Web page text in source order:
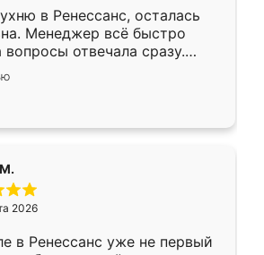
в Ренессанс, осталась
Менеджер всё быстро
вопросы отвечала сразу.
в субботу, подошёл к
Собрали
работали аккуратно, даже
2026
в Ренессанс уже не первый